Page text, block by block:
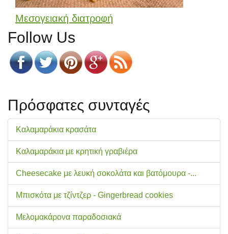
Μεσογειακή διατροφή
Follow Us
Πρόσφατες συνταγές
Καλαμαράκια κρασάτα
Καλαμαράκια με κρητική γραβιέρα
Cheesecake με λευκή σοκολάτα και βατόμουρα -...
Μπισκότα με τζίντζερ - Gingerbread cookies
Μελομακάρονα παραδοσιακά